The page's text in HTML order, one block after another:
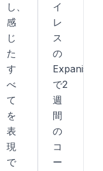
し、
感
じ
た
す
べ
て
を
表
現
で
イ
レ
ス
の
Expanish
で2
週
間
の
コ
ー